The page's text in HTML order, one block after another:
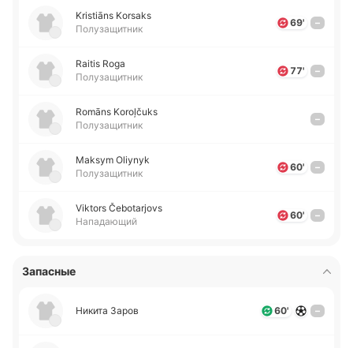
Kristiāns Korsaks
Полузащитник
69' –
Raitis Roga
Полузащитник
77' –
Romāns Koroļčuks
Полузащитник
–
Maksym Oliynyk
Полузащитник
60' –
Viktors Čebotarjovs
Нападающий
60' –
Запасные
Никита Заров 60' –